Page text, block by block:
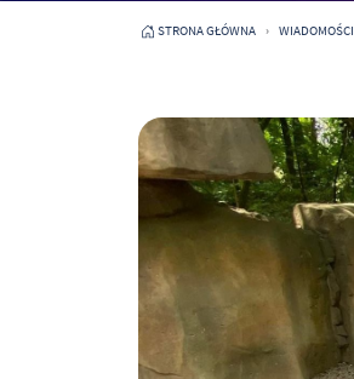
STRONA GŁÓWNA WIADOMOŚCI